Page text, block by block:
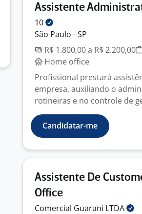
Assistente
10
São Paulo - SP
R$ 1.800,00 a R$ 2.200,00
Home office
Profissional prestará
empresa, auxiliando o
rotineiras e no controle de
Candidatar-me
Assistente De
Office
Comercial Guarani LTDA